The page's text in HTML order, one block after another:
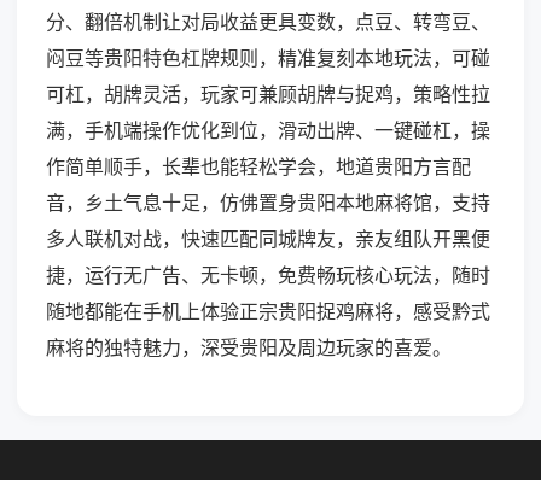
分、翻倍机制让对局收益更具变数，点豆、转弯豆、
闷豆等贵阳特色杠牌规则，精准复刻本地玩法，可碰
可杠，胡牌灵活，玩家可兼顾胡牌与捉鸡，策略性拉
满，手机端操作优化到位，滑动出牌、一键碰杠，操
作简单顺手，长辈也能轻松学会，地道贵阳方言配
音，乡土气息十足，仿佛置身贵阳本地麻将馆，支持
多人联机对战，快速匹配同城牌友，亲友组队开黑便
捷，运行无广告、无卡顿，免费畅玩核心玩法，随时
随地都能在手机上体验正宗贵阳捉鸡麻将，感受黔式
麻将的独特魅力，深受贵阳及周边玩家的喜爱。